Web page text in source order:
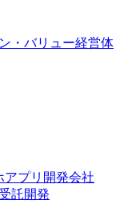
・バリュー経営体
アプリ開発会社
託開発